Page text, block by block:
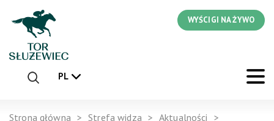
WYŚCIGI NA ŻYWO
PL
Strona główna Strefa widza
Aktualności